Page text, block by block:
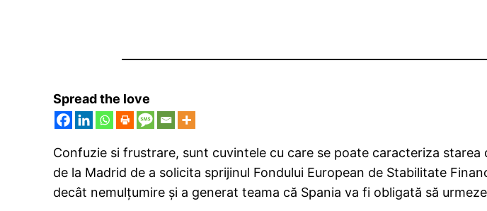
Spread the love
Confuzie si frustrare, sunt cuvintele cu care se poate caracteriza
de la Madrid de a solicita sprijinul Fondului European de Stabilitate
decât nemulțumire și a generat teama că Spania va fi obligată să